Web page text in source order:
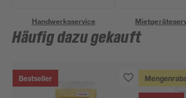
Handwerksservice
Häufig dazu gekauft
Bestseller